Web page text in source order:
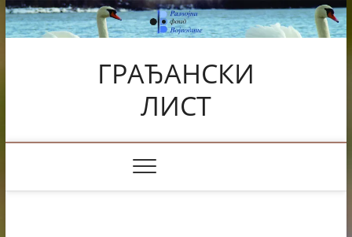
Skip
to
content
ГРАЂАНСКИ
ЛИСТ